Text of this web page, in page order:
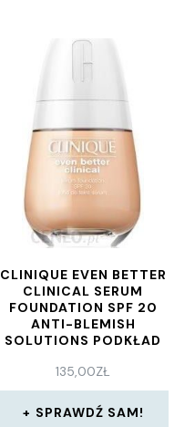
CLINIQUE EVEN BETTER
CLINICAL SERUM
FOUNDATION SPF 20
ANTI-BLEMISH
SOLUTIONS PODKŁAD
ODCIEŃ CN 28 IVORY
30 ML
135,00ZŁ
SPRAWDŹ SAM!